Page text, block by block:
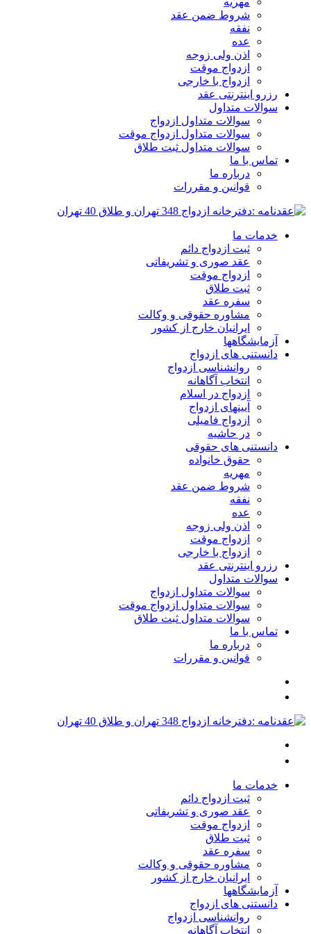
شروط ضمن عقد
نفقه
عده
اذن ولی زوجه
ازدواج موقت
ازدواج با خارجی
رزرو اینترنتی عقد
سوالات متداول
سوالات متداول ازدواج
سوالات متداول ازدواج موقت
سوالات متداول ثبت طلاق
تماس با ما
درباره ما
قوانین و مقررات
خدمات ما
ثبت ازدواج دائم
عقد صوری و تشریفاتی
ازدواج موقت
ثبت طلاق
سفره عقد
مشاوره حقوقی و وکالت
ایرانیان خارج از کشور
آزمایشگاهها
دانستنی های ازدواج
روانشناسی ازدواج
انتخاب آگاهانه
ازدواج در اسلام
آیینهای ازدواج
ازدواج فامیلی
در حاشیه
دانستنی های حقوقی
حقوق خانواده
مهریه
شروط ضمن عقد
نفقه
عده
اذن ولی زوجه
ازدواج موقت
ازدواج با خارجی
رزرو اینترنتی عقد
سوالات متداول
سوالات متداول ازدواج
سوالات متداول ازدواج موقت
سوالات متداول ثبت طلاق
تماس با ما
درباره ما
قوانین و مقررات
خدمات ما
ثبت ازدواج دائم
عقد صوری و تشریفاتی
ازدواج موقت
ثبت طلاق
سفره عقد
مشاوره حقوقی و وکالت
ایرانیان خارج از کشور
آزمایشگاهها
دانستنی های ازدواج
روانشناسی ازدواج
انتخاب آگاهانه